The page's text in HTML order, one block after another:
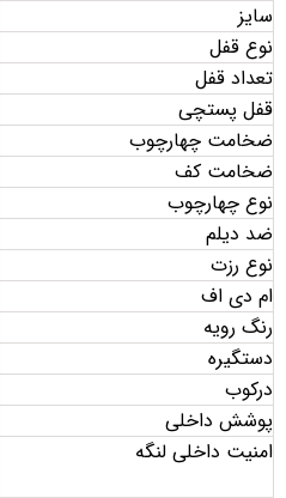
سایز
نوع قفل
تعداد قفل
قفل پستچی
ضخامت چهارچوب
ضخامت کف
نوع چهارچوب
ضد دیلم
نوع رزت
ام دی اف
رنگ رویه
دستگیره
درکوب
پوشش داخلی
امنیت داخلی لنگه